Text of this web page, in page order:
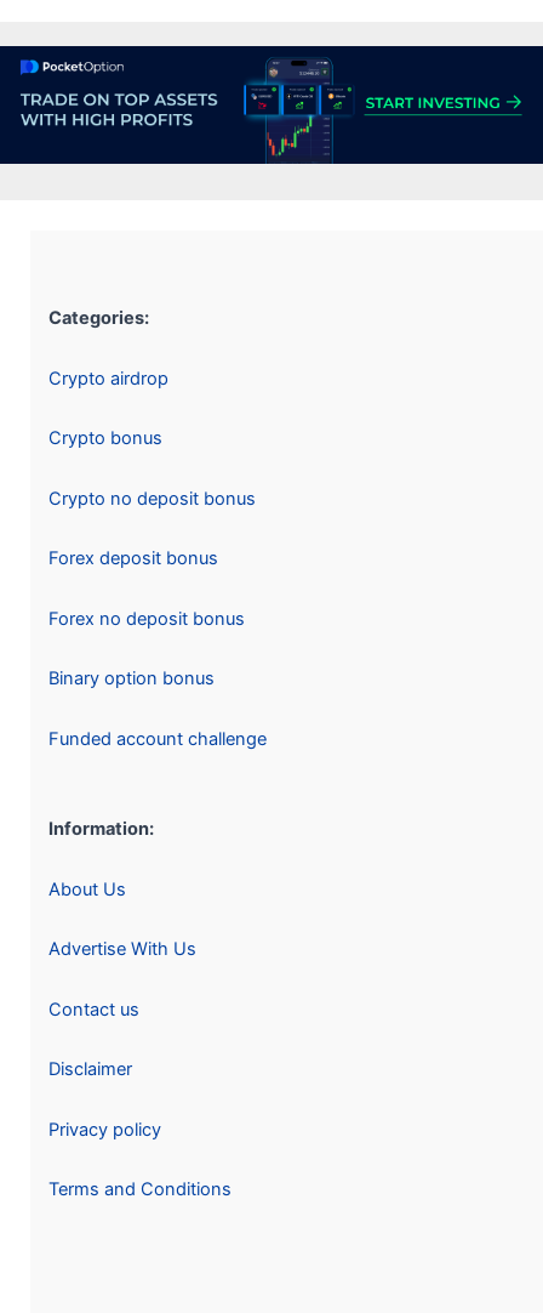
Categories:
Crypto airdrop
Crypto bonus
Crypto no deposit bonus
Forex deposit bonus
Forex no deposit bonus
Binary option bonus
Funded account challenge
Information:
About Us
Advertise With Us
Contact us
Disclaimer
Privacy policy
Terms and Conditions